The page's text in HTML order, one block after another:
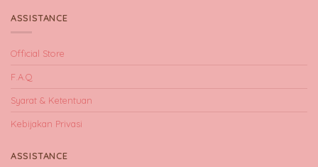
ASSISTANCE
Official Store
F.A.Q
Syarat & Ketentuan
Kebijakan Privasi
ASSISTANCE